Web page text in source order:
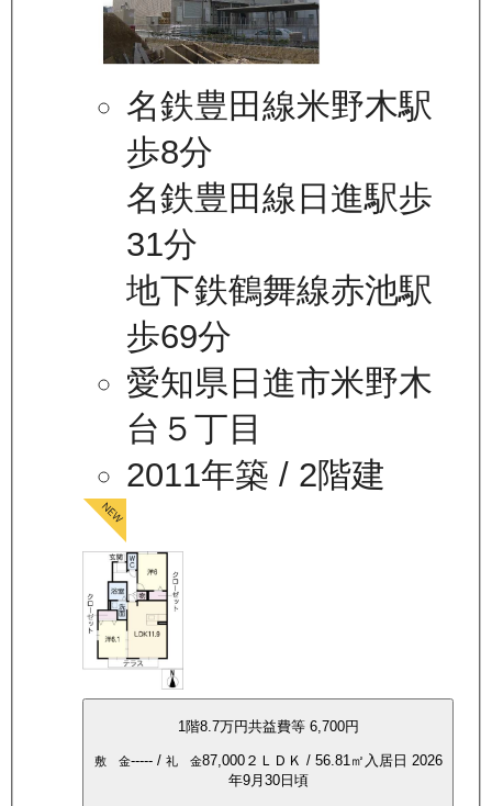
名鉄豊田線米野木駅
歩8分
名鉄豊田線日進駅歩
31分
地下鉄鶴舞線赤池駅
歩69分
愛知県日進市米野木
台５丁目
2011年築 / 2階建
1階8.7万円共益費等 6,700円
敷 金-----/ 礼 金87,000２ＬＤＫ / 56.81 ㎡ 入居日 2026
年9月30日頃